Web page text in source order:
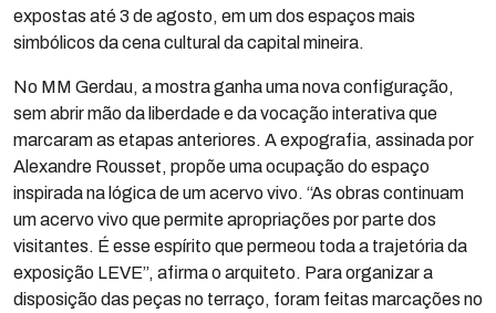
expostas até 3 de agosto, em um dos espaços mais
simbólicos da cena cultural da capital mineira.
No MM Gerdau, a mostra ganha uma nova configuração,
sem abrir mão da liberdade e da vocação interativa que
marcaram as etapas anteriores. A expografia, assinada por
Alexandre Rousset, propõe uma ocupação do espaço
inspirada na lógica de um acervo vivo. “As obras continuam
um acervo vivo que permite apropriações por parte dos
visitantes. É esse espírito que permeou toda a trajetória da
exposição LEVE”, afirma o arquiteto. Para organizar a
disposição das peças no terraço, foram feitas marcações no